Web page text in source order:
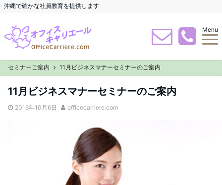
沖縄で確かな社員教育を提供します
Menu
セミナーご案内 11月ビジネスマナーセミナーのご案内
11月ビジネスマナーセミナーのご案内
2016年10月6日 officecarriere.com